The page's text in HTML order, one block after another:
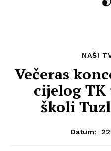
NAŠI
Večeras
cijelog
školi
Datum: